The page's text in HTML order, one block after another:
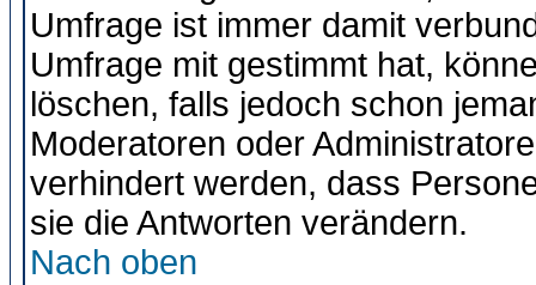
Umfrage ist immer damit
Umfrage mit gestimmt hat,
löschen, falls jedoch schon
Moderatoren oder
verhindert werden, dass
sie die Antworten verändern.
Nach oben